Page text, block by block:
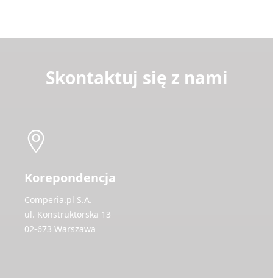
Skontaktuj się z nami
Korepondencja
Comperia.pl S.A.
ul. Konstruktorska 13
02-673 Warszawa